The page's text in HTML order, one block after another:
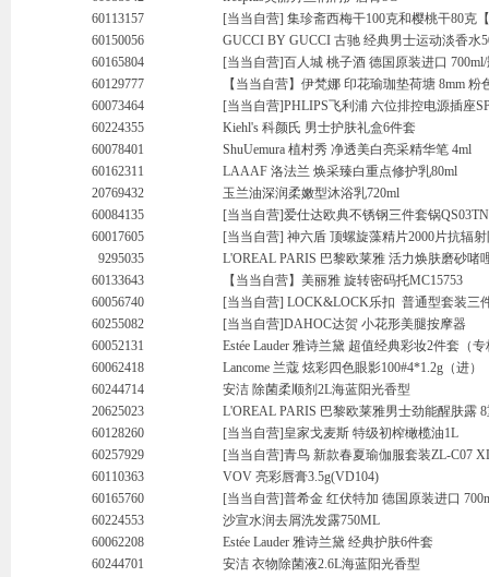
60113157
[当当自营] 集珍斋西梅干100克和樱桃干80克
60150056
GUCCI BY GUCCI 古驰 经典男士运动淡香水
60165804
[当当自营]百人城 桃子酒 德国原装进口
60129777
【当当自营】伊梵娜 印花瑜珈垫荷塘 8mm 粉
60073464
[当当自营]PHLIPS飞利浦 六位排控电源插座
60224355
Kiehl's 科颜氏 男士护肤礼盒6件套
60078401
ShuUemura 植村秀 净透美白亮采精华笔 4ml
60162311
LAAAF 洛法兰 焕采臻白重点修护乳80ml
20769432
玉兰油深润柔嫩型沐浴乳720ml
60084135
[当当自营]爱仕达欧典不锈钢三件套锅
60017605
[当当自营] 神六盾 顶螺旋藻精片2000片抗辐
9295035
L'OREAL PARIS 巴黎欧莱雅 活力焕肤磨砂啫
60133643
【当当自营】美丽雅 旋转密码托MC15753
60056740
[当当自营] LOCK&LOCK乐扣 普通型套装三
60255082
[当当自营]DAHOC达贺 小花形美腿按摩器
60052131
Estée Lauder 雅诗兰黛 超值经典彩妆2件套（
60062418
Lancome 兰蔻 炫彩四色眼影100#4*1.2g（进）
60244714
安洁 除菌柔顺剂2L海蓝阳光香型
20625023
L'OREAL PARIS 巴黎欧莱雅男士劲能醒肤露
60128260
[当当自营]皇家戈麦斯 特级初榨橄榄油1L
60257929
[当当自营]青鸟 新款春夏瑜伽服套装ZL-C07
60110363
VOV 亮彩唇膏3.5g(VD104)
60165760
[当当自营]普希金 红伏特加 德国原装进口
60224553
沙宣水润去屑洗发露750ML
60062208
Estée Lauder 雅诗兰黛 经典护肤6件套
60244701
安洁 衣物除菌液2.6L海蓝阳光香型